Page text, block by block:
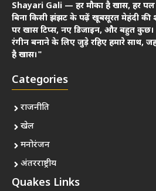
Shayari Gali — हर मौका है खास, हर
बिना किसी झंझट के पढ़ें खूबसूरत मेहंदी की
पर खास टिप्स, नए डिजाइन, और बहुत
रंगीन बनाने के लिए जुड़े रहिए हमारे साथ,
है खास।"
Categories
राजनीति
खेल
मनोरंजन
अंतरराष्ट्रीय
Quakes Links